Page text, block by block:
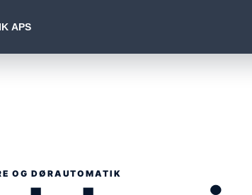
APS
OG DØRAUTOMATIK